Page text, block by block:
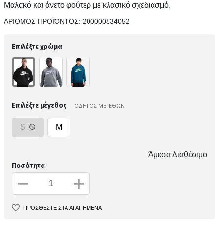
Μαλακό και άνετο φούτερ με κλασικό σχεδιασμό.
ΑΡΙΘΜΌΣ ΠΡΟΪΌΝΤΟΣ: 200000834052
Επιλέξτε χρώμα
Επιλέξτε μέγεθος ΟΔΗΓΟΣ ΜΕΓΕΘΩΝ
S M
Άμεσα Διαθέσιμο
Ποσότητα
ΠΡΟΣΘΕΣΤΕ ΣΤΑ ΑΓΑΠΗΜΕΝΑ